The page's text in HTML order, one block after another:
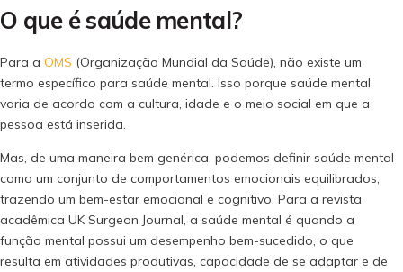
O que é saúde mental?
Para a OMS (Organização Mundial da Saúde), não existe um
termo específico para saúde mental. Isso porque saúde mental
varia de acordo com a cultura, idade e o meio social em que a
pessoa está inserida.
Mas, de uma maneira bem genérica, podemos definir saúde mental
como um conjunto de comportamentos emocionais equilibrados,
trazendo um bem-estar emocional e cognitivo. Para a revista
acadêmica UK Surgeon Journal, a saúde mental é quando a
função mental possui um desempenho bem-sucedido, o que
resulta em atividades produtivas, capacidade de se adaptar e de